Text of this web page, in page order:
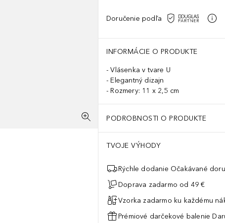
Doručenie podľa
INFORMÁCIE O PRODUKTE
Vlásenka v tvare U
Elegantný dizajn
Rozmery: 11 x 2,5 cm
PODROBNOSTI O PRODUKTE
TVOJE VÝHODY
Rýchle dodanie Očakávané
Doprava zadarmo od 49 €
Vzorka zadarmo ku každému
Prémiové darčekové balenie